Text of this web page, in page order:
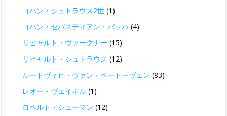
ヨハン・シュトラウス2世 (1)
ヨハン・セバスティアン・バッハ (4)
リヒャルト・ヴァーグナー (15)
リヒャルト・シュトラウス (12)
ルードヴィヒ・ヴァン・ベートーヴェン (83)
レオー・ヴェイネル (1)
ロベルト・シューマン (12)